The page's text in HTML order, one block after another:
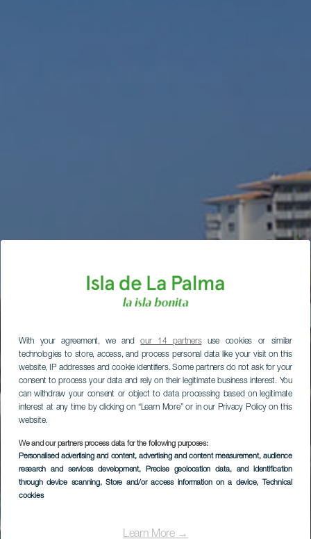
With your agreement, we andour 14 partnersuse cookies or similar
technologies to store, access, and process personal data like your visit on this
website, IP addresses and cookie identifiers. Some partners do not ask for your
consent to process your data and rely on their legitimate business interest. You
can withdraw your consent or object to data processing based on legitimate
interest at any time by clicking on “Learn More” or in our Privacy Policy on this
website.
We and our partners process data for the following purposes:
Personalised advertising and content, advertising and content measurement, audience
research and services development, Precise geolocation data, and identification
through device scanning, Store and/or access information on a device, Technical
cookies
Learn More →